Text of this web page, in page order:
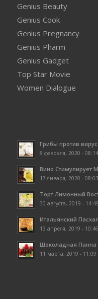
Genius Beauty
Genius Cook
Genius Pregnancy
Genius Pharm
Genius Gadget
Top Star Movie
Women Dialogue
Грибы против
8 февраля, 2020 - 08:14
Вино Стимулирует
17 января, 2020 - 08:03
Торт Лимонный
30 августа, 2019 - 14:49
Итальянский
13 апреля, 2019 - 10:46
Шоколадная Панна
11 марта, 2019 - 11:09